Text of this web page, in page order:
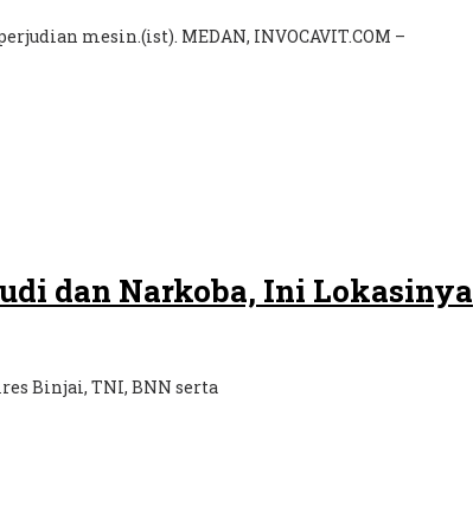
mesin.(ist). MEDAN, INVOCAVIT.COM –
dan Narkoba, Ini Lokasinya
Binjai, TNI, BNN serta